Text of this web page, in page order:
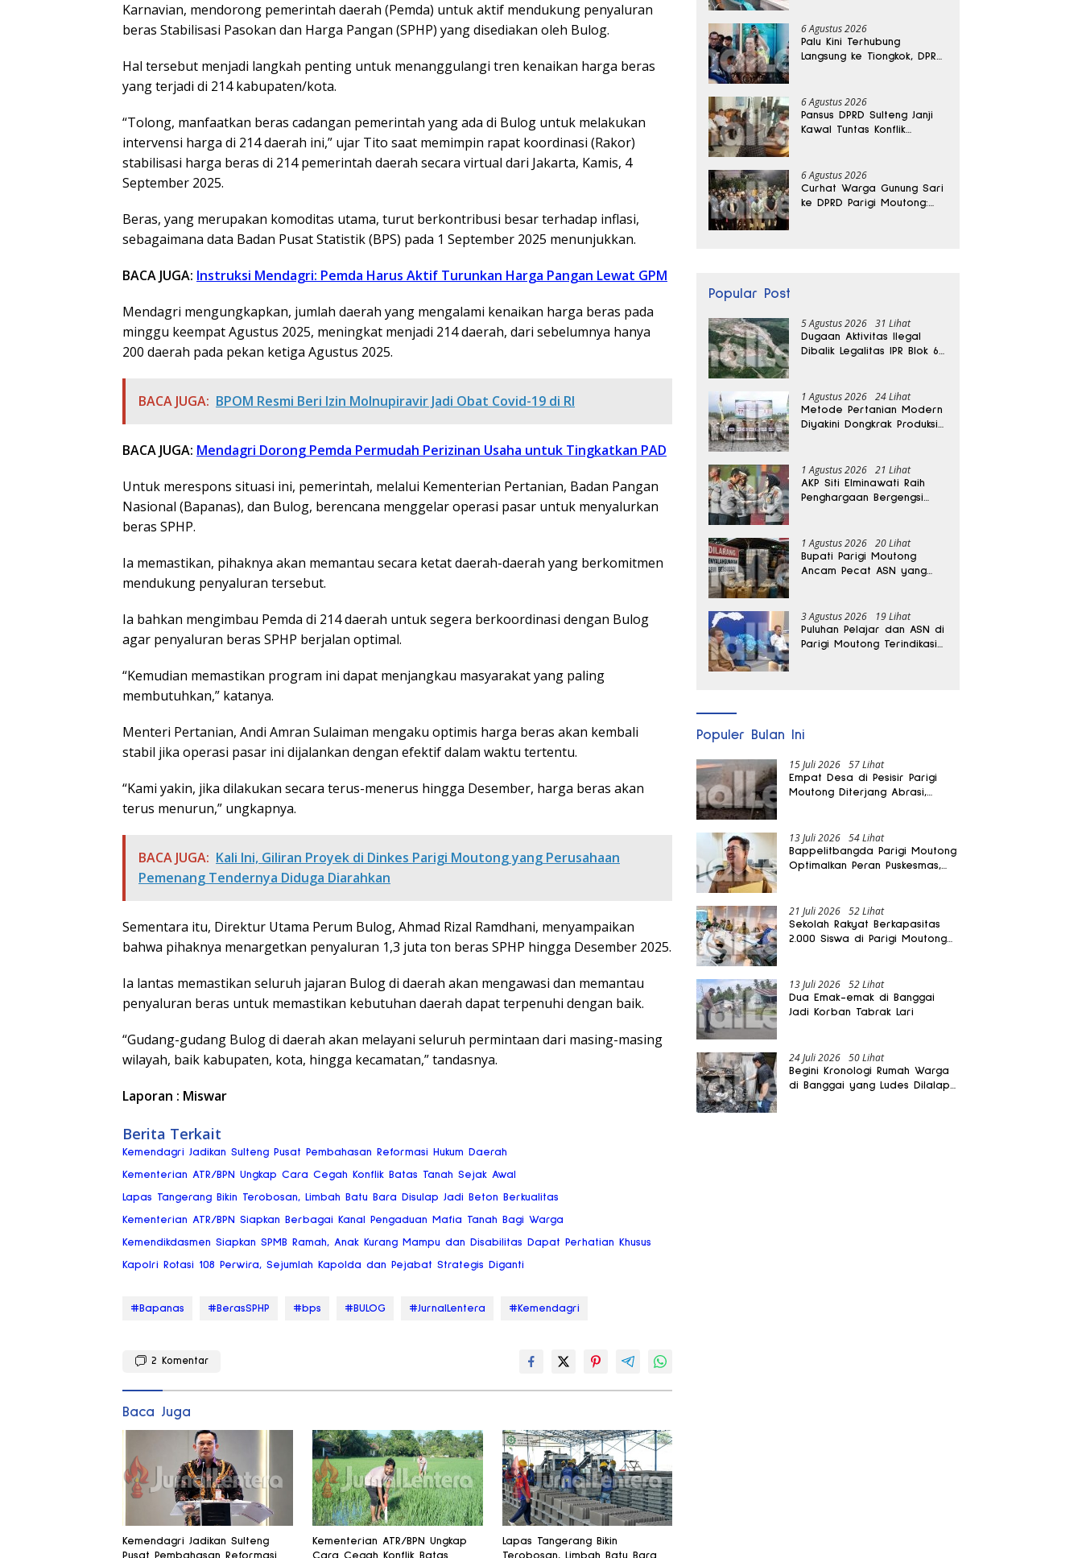
Karnavian, mendorong pemerintah daerah (Pemda) untuk aktif mendukung penyaluran
beras Stabilisasi Pasokan dan Harga Pangan (SPHP) yang disediakan oleh Bulog.
Hal tersebut menjadi langkah penting untuk menanggulangi tren kenaikan harga beras
yang terjadi di 214 kabupaten/kota.
“Tolong, manfaatkan beras cadangan pemerintah yang ada di Bulog untuk melakukan
intervensi harga di 214 daerah ini,” ujar Tito saat memimpin rapat koordinasi (Rakor)
stabilisasi harga beras di 214 pemerintah daerah secara virtual dari Jakarta, Kamis, 4
September 2025.
Beras, yang merupakan komoditas utama, turut berkontribusi besar terhadap inflasi,
sebagaimana data Badan Pusat Statistik (BPS) pada 1 September 2025 menunjukkan.
BACA JUGA: Instruksi Mendagri: Pemda Harus Aktif Turunkan Harga Pangan Lewat GPM
Mendagri mengungkapkan, jumlah daerah yang mengalami kenaikan harga beras pada
minggu keempat Agustus 2025, meningkat menjadi 214 daerah, dari sebelumnya hanya
200 daerah pada pekan ketiga Agustus 2025.
BACA JUGA: BPOM Resmi Beri Izin Molnupiravir Jadi Obat Covid-19 di RI
BACA JUGA: Mendagri Dorong Pemda Permudah Perizinan Usaha untuk Tingkatkan PAD
Untuk merespons situasi ini, pemerintah, melalui Kementerian Pertanian, Badan Pangan
Nasional (Bapanas), dan Bulog, berencana menggelar operasi pasar untuk menyalurkan
beras SPHP.
Ia memastikan, pihaknya akan memantau secara ketat daerah-daerah yang berkomitmen
mendukung penyaluran tersebut.
Ia bahkan mengimbau Pemda di 214 daerah untuk segera berkoordinasi dengan Bulog
agar penyaluran beras SPHP berjalan optimal.
“Kemudian memastikan program ini dapat menjangkau masyarakat yang paling
membutuhkan,” katanya.
Menteri Pertanian, Andi Amran Sulaiman mengaku optimis harga beras akan kembali
stabil jika operasi pasar ini dijalankan dengan efektif dalam waktu tertentu.
“Kami yakin, jika dilakukan secara terus-menerus hingga Desember, harga beras akan
terus menurun,” ungkapnya.
BACA JUGA: Kali Ini, Giliran Proyek di Dinkes Parigi Moutong yang Perusahaan
Pemenang Tendernya Diduga Diarahkan
Sementara itu, Direktur Utama Perum Bulog, Ahmad Rizal Ramdhani, menyampaikan
bahwa pihaknya menargetkan penyaluran 1,3 juta ton beras SPHP hingga Desember 2025.
Ia lantas memastikan seluruh jajaran Bulog di daerah akan mengawasi dan memantau
penyaluran beras untuk memastikan kebutuhan daerah dapat terpenuhi dengan baik.
“Gudang-gudang Bulog di daerah akan melayani seluruh permintaan dari masing-masing
wilayah, baik kabupaten, kota, hingga kecamatan,” tandasnya.
Laporan : Miswar
Berita Terkait
Kemendagri Jadikan Sulteng Pusat Pembahasan Reformasi Hukum Daerah
Kementerian ATR/BPN Ungkap Cara Cegah Konflik Batas Tanah Sejak Awal
Lapas Tangerang Bikin Terobosan, Limbah Batu Bara Disulap Jadi Beton Berkualitas
Kementerian ATR/BPN Siapkan Berbagai Kanal Pengaduan Mafia Tanah Bagi Warga
Kemendikdasmen Siapkan SPMB Ramah, Anak Kurang Mampu dan Disabilitas Dapat Perhatian Khusus
Kapolri Rotasi 108 Perwira, Sejumlah Kapolda dan Pejabat Strategis Diganti
#Bapanas #BerasSPHP #bps #BULOG #JurnalLentera #Kemendagri
2 Komentar
Baca Juga
Kemendagri Jadikan Sulteng
Pusat Pembahasan Reformasi
Kementerian ATR/BPN Ungkap
Cara Cegah Konflik Batas
Lapas Tangerang Bikin
Terobosan, Limbah Batu Bara
6 Agustus 2026
Palu Kini Terhubung
Langsung ke Tiongkok, DPRD
6 Agustus 2026
Pansus DPRD Sulteng Janji
Kawal Tuntas Konflik
6 Agustus 2026
Curhat Warga Gunung Sari
ke DPRD Parigi Moutong:
Popular Post
5 Agustus 2026 31 Lihat
Dugaan Aktivitas Ilegal
Dibalik Legalitas IPR Blok 6
1 Agustus 2026 24 Lihat
Metode Pertanian Modern
Diyakini Dongkrak Produksi
1 Agustus 2026 21 Lihat
AKP Siti Elminawati Raih
Penghargaan Bergengsi
1 Agustus 2026 20 Lihat
Bupati Parigi Moutong
Ancam Pecat ASN yang
3 Agustus 2026 19 Lihat
Puluhan Pelajar dan ASN di
Parigi Moutong Terindikasi
Populer Bulan Ini
15 Juli 2026 57 Lihat
Empat Desa di Pesisir Parigi
Moutong Diterjang Abrasi,
13 Juli 2026 54 Lihat
Bappelitbangda Parigi Moutong
Optimalkan Peran Puskesmas,
21 Juli 2026 52 Lihat
Sekolah Rakyat Berkapasitas
2.000 Siswa di Parigi Moutong
13 Juli 2026 52 Lihat
Dua Emak-emak di Banggai
Jadi Korban Tabrak Lari
24 Juli 2026 50 Lihat
Begini Kronologi Rumah Warga
di Banggai yang Ludes Dilalap